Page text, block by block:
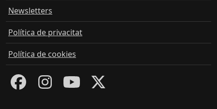
Newsletters
Política de privacitat
Política de cookies